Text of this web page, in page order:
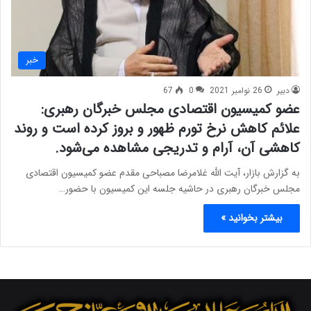
خبر
دبیر 26 نوامبر 2021 0
67
عضو کمیسیون اقتصادی مجلس خبرگان رهبری:
علائم کاهش نرخ تورم ظهور و بروز کرده است و روند
کاهشی آن، آرام و تدریجی مشاهده می‌شود.
به گزارش بازار، آیت الله غلامرضا مصباحی مقدم عضو کمیسیون اقتصادی
مجلس خبرگان رهبری در حاشیه جلسه این کمیسیون با حضور…
بیشتر بخوانید »